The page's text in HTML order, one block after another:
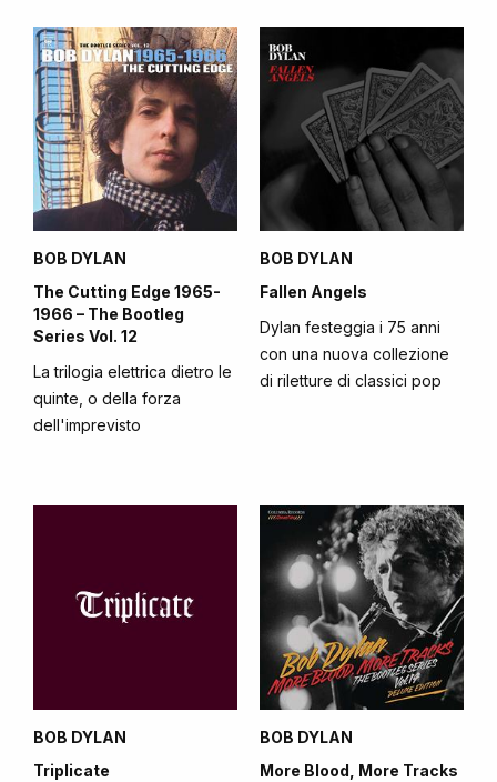
BOB DYLAN
The Cutting Edge 1965-
1966 – The Bootleg
Series Vol. 12
La trilogia elettrica dietro le
quinte, o della forza
dell'imprevisto
BOB DYLAN
Fallen Angels
Dylan festeggia i 75 anni
con una nuova collezione
di riletture di classici pop
BOB DYLAN
Triplicate
BOB DYLAN
More Blood, More Tracks